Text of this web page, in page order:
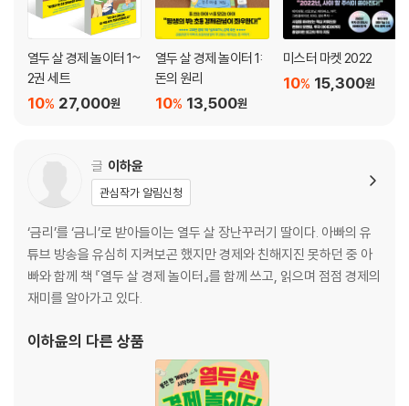
---------------------------------------------------
1. 선택 - 경제 공부의 첫걸음
2. 기회비용 - 최선을 선택하는 방법
3. 비교 우위 - 가장 잘하는 한 가지에 집중해요
열두 살 경제 놀이터 1~
2권 세트
27,000원
10%
열두 살 경제 놀이터 1:
돈의 원리
13,500원
10%
미스터 마켓 2022
15,300원
10%
글 이하윤
관심작가 알림신청
‘금리’를 ‘금니’로 받아들이는 열두 살 장난꾸러기 딸이다. 아빠의 유
튜브 방송을 유심히 지켜보곤 했지만 경제와 친해지진 못하던 중 아
빠와 함께 책 『열두 살 경제 놀이터』를 함께 쓰고, 읽으며 점점 경제의
재미를 알아가고 있다.
이하윤의 다른 상품